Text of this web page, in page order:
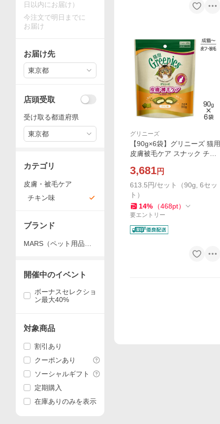
グリニーズ
【90g×6袋】グリニーズ 猫用
皮膚被毛ケア スナック チキ
3,681円
613.5円/セット（90g, 6セッ
ト）
14% （468pt）
要エントリー
日以内にお届け）
今注文で明日までに
お届け
お届け先
東京都
店頭受取
受け取る都道府県
東京都
カテゴリ
皮膚・被毛ケア
チキン味
ブランド
MARS（ペット用品、
開催中のイベント
ボーナスセレクショ
ン最大40%
対象商品
割引あり
クーポンあり
ソーシャルギフト
定期購入
在庫ありのみを表示